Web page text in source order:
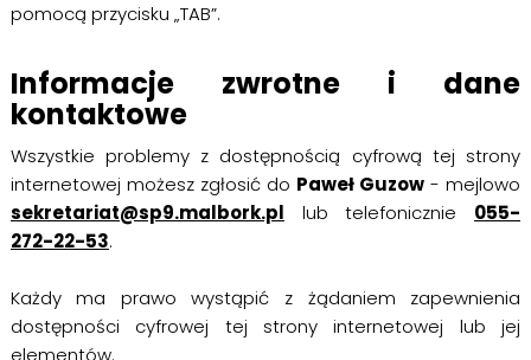
pomocą przycisku „TAB”.
Informacje zwrotne i dane
kontaktowe
Wszystkie problemy z dostępnością cyfrową tej strony
internetowej możesz zgłosić do Paweł Guzow - mejlowo
sekretariat@sp9.malbork.pl lub telefonicznie 055-
272-22-53.
Każdy ma prawo wystąpić z żądaniem zapewnienia
dostępności cyfrowej tej strony internetowej lub jej
elementów.